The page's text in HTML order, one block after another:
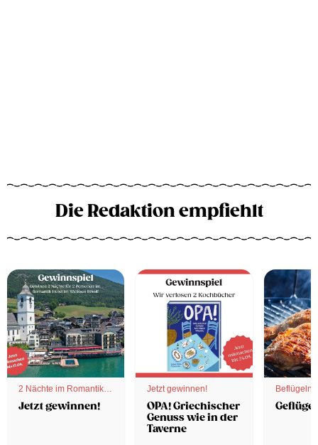
Die Redaktion empfiehlt
2 Nächte im Romantik
Hotel
Jetzt gewinnen!
Jetzt gewinnen!
OPA! Griechischer
Genuss wie in der
Taverne